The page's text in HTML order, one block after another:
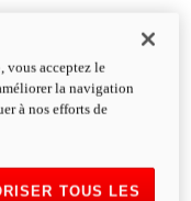
vous acceptez le
la navigation
à nos efforts de
TOUS LES